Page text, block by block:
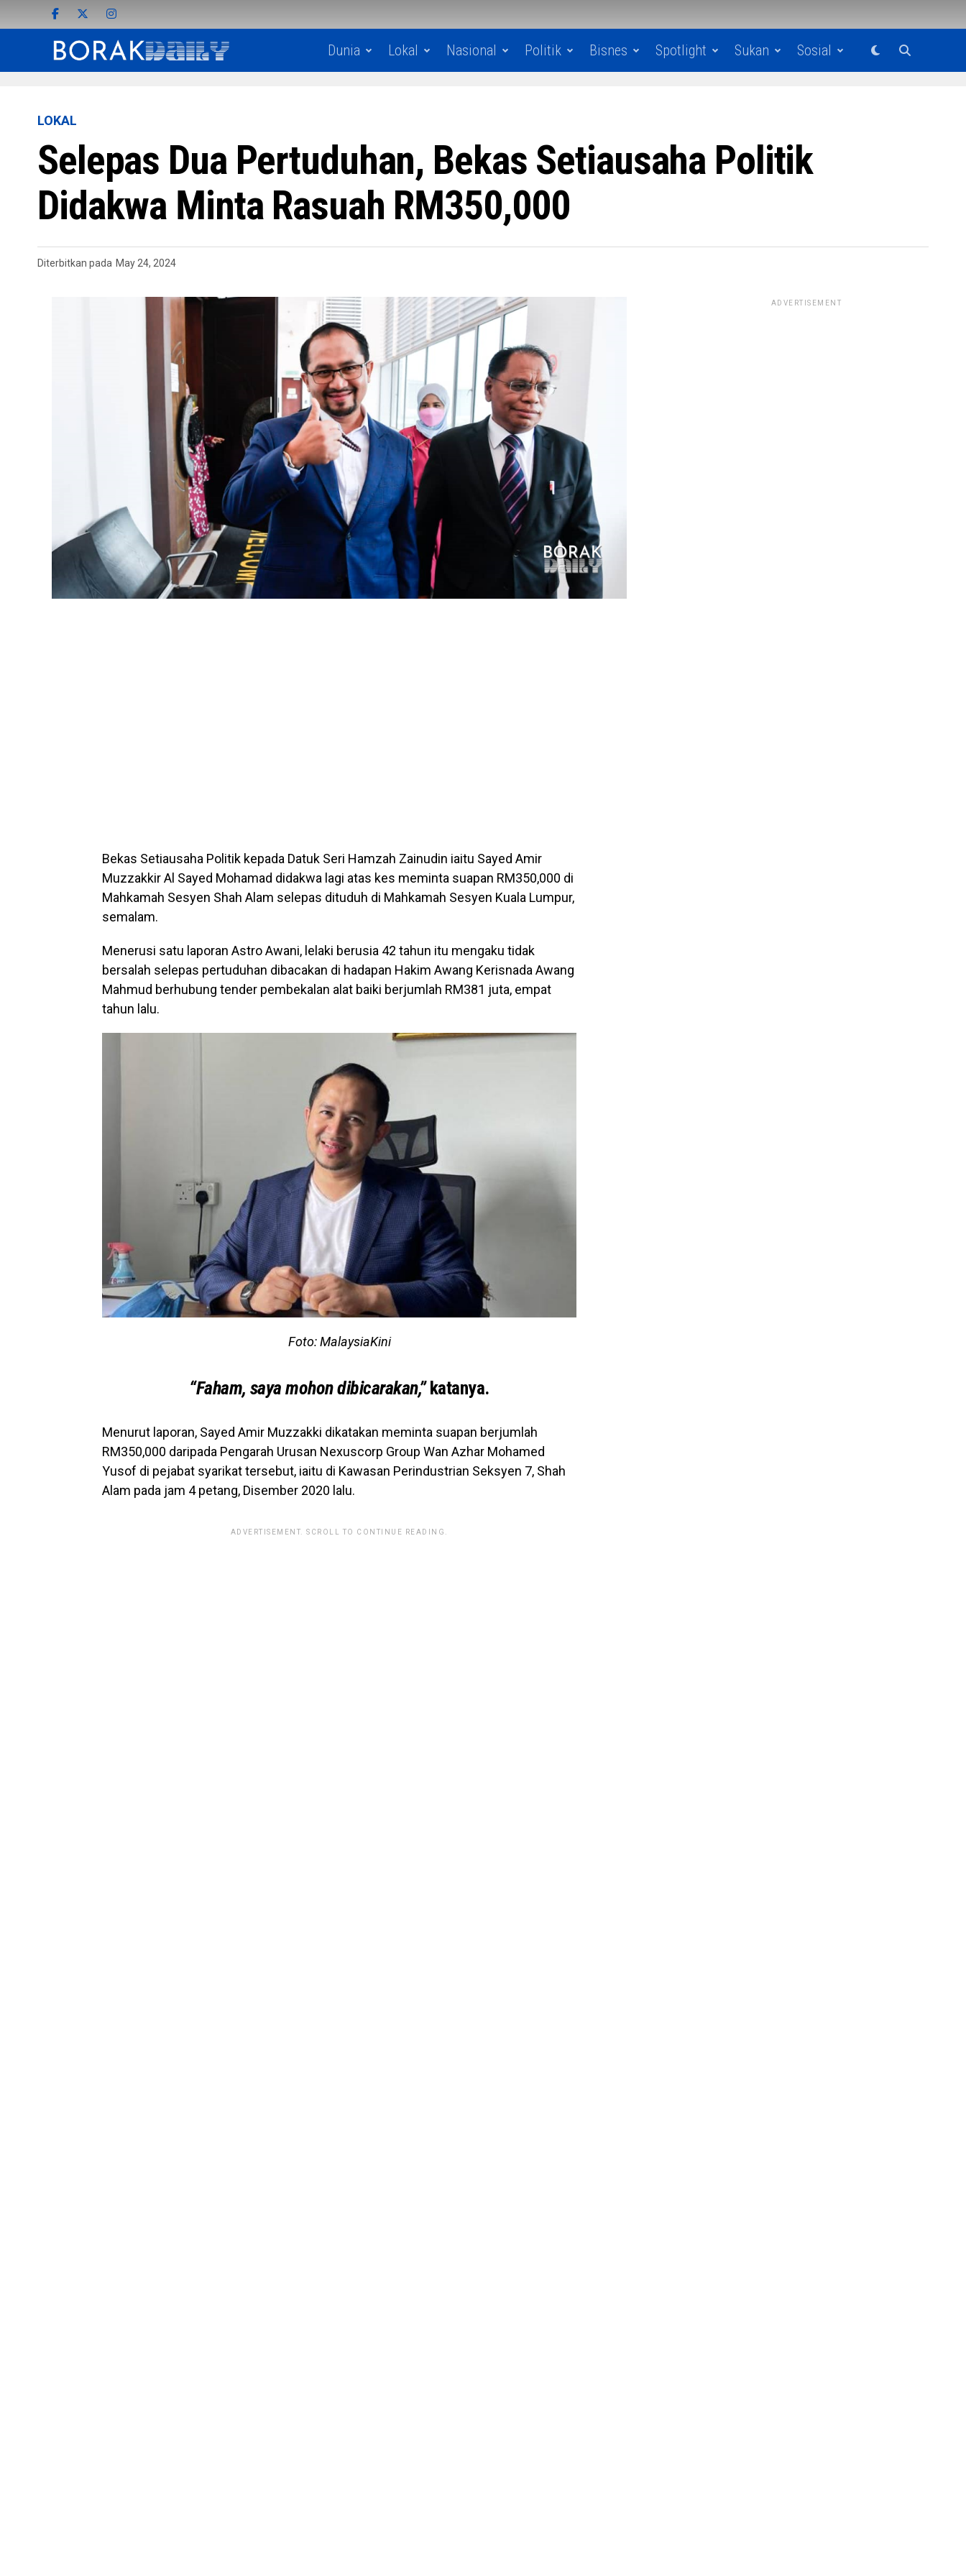
Dunia Lokal Nasional Politik Bisnes Spotlight Sukan Sosial
LOKAL
Selepas Dua Pertuduhan, Bekas Setiausaha Politik
Didakwa Minta Rasuah RM350,000
Diterbitkan pada May 24, 2024
Bekas Setiausaha Politik kepada Datuk Seri Hamzah Zainudin iaitu Sayed Amir
Muzzakkir Al Sayed Mohamad didakwa lagi atas kes meminta suapan RM350,000 di
Mahkamah Sesyen Shah Alam selepas dituduh di Mahkamah Sesyen Kuala Lumpur,
semalam.
Menerusi satu laporan Astro Awani, lelaki berusia 42 tahun itu mengaku tidak
bersalah selepas pertuduhan dibacakan di hadapan Hakim Awang Kerisnada Awang
Mahmud berhubung tender pembekalan alat baiki berjumlah RM381 juta, empat
tahun lalu.
Foto: MalaysiaKini
“Faham, saya mohon dibicarakan,”katanya.
Menurut laporan, Sayed Amir Muzzakki dikatakan meminta suapan berjumlah
RM350,000 daripada Pengarah Urusan Nexuscorp Group Wan Azhar Mohamed
Yusof di pejabat syarikat tersebut, iaitu di Kawasan Perindustrian Seksyen 7, Shah
Alam pada jam 4 petang, Disember 2020 lalu.
ADVERTISEMENT. SCROLL TO CONTINUE READING.
ADVERTISEMENT